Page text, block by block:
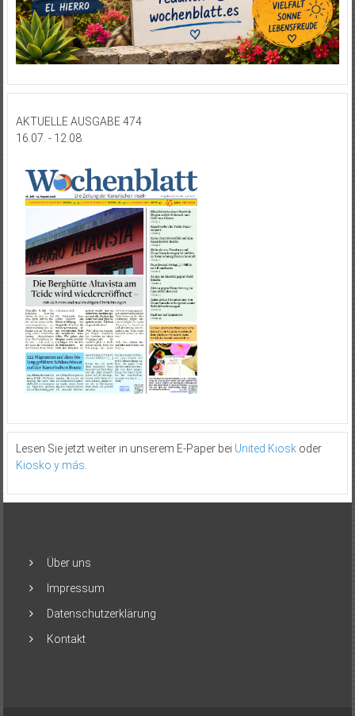
AKTUELLE AUSGABE 474
16.07. - 12.08.
Lesen Sie jetzt weiter in unserem E-Paper bei United Kioskoder
Kiosko y más
Über uns
Impressum
Datenschutzerklärung
Kontakt